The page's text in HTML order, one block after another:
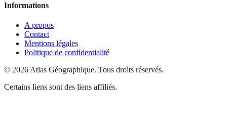
Informations
A propos
Contact
Mentions légales
Politique de confidentialité
© 2026 Atlas Géographique. Tous droits réservés.
Certains liens sont des liens affiliés.